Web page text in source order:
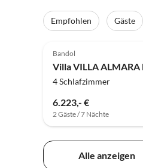
Empfohlen Gäste
Bandol
4 Schlafzimmer
6.223,- €
2 Gäste / 7 Nächte
Alle anzeigen